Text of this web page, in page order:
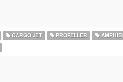
CARGO JET PROPELLER